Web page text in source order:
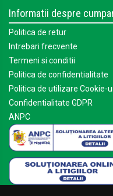
Informatii despre
Politica de retur
Intrebari frecvente
Termeni si conditii
Politica de confidentialitate
Politica de utilizare Cookie-
Confidentialitate GDPR
ANPC